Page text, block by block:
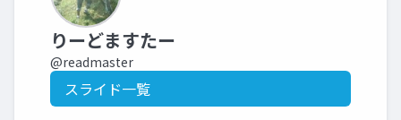
りーどますたー
@readmaster
スライド一覧